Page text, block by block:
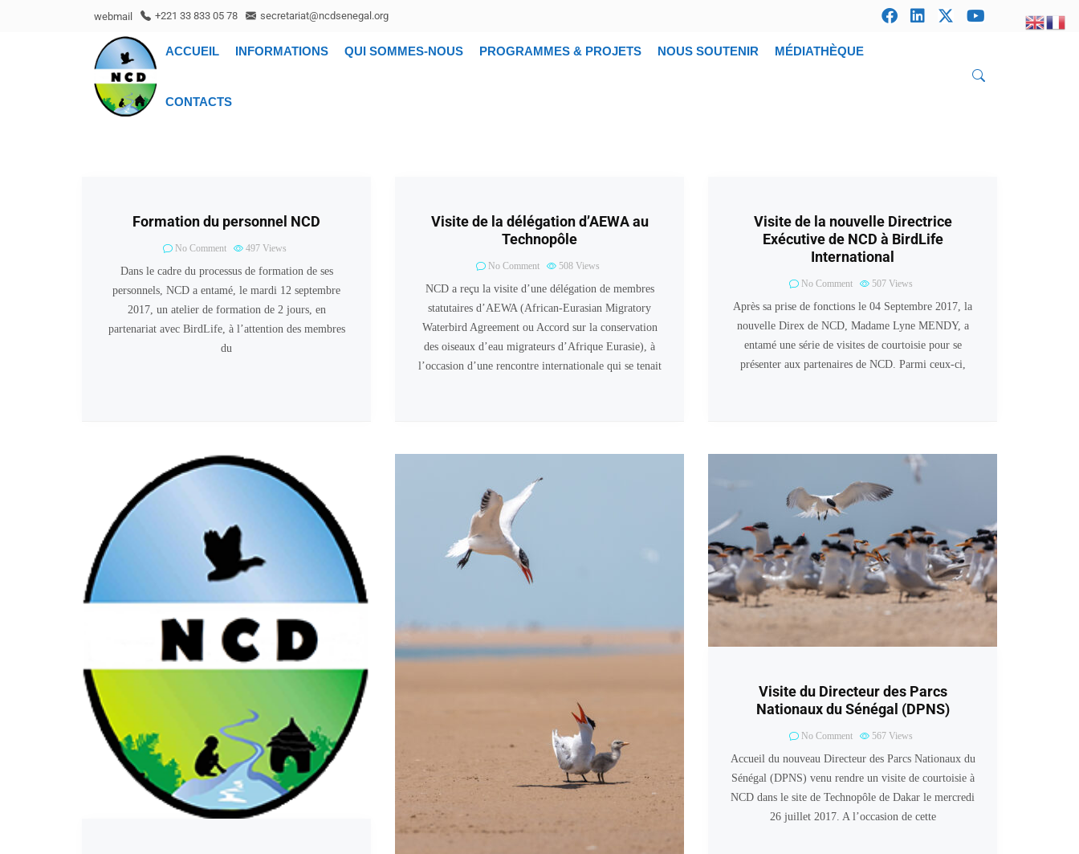
webmail +221 33 833 05 78 secretariat@ncdsenegal.org
ACCUEIL INFORMATIONS QUI SOMMES-NOUS PROGRAMMES & PROJETS NOUS SOUTENIR MÉDIATHÈQUE
CONTACTS
Formation du personnel NCD
No Comment 497 Views
Dans le cadre du processus de formation de ses
personnels, NCD a entamé, le mardi 12 septembre
2017, un atelier de formation de 2 jours, en
partenariat avec BirdLife, à l’attention des membres
du
Visite de la délégation d’AEWA au
Technopôle
No Comment 508 Views
NCD a reçu la visite d’une délégation de membres
statutaires d’AEWA (African-Eurasian Migratory
Waterbird Agreement ou Accord sur la conservation
des oiseaux d’eau migrateurs d’Afrique Eurasie), à
l’occasion d’une rencontre internationale qui se tenait
Visite de la nouvelle Directrice
Exécutive de NCD à BirdLife
International
No Comment 507 Views
Après sa prise de fonctions le 04 Septembre 2017, la
nouvelle Direx de NCD, Madame Lyne MENDY, a
entamé une série de visites de courtoisie pour se
présenter aux partenaires de NCD. Parmi ceux-ci,
Visite du Directeur des Parcs
Nationaux du Sénégal (DPNS)
No Comment 567 Views
Accueil du nouveau Directeur des Parcs Nationaux du
Sénégal (DPNS) venu rendre un visite de courtoisie à
NCD dans le site de Technopôle de Dakar le mercredi
26 juillet 2017. A l’occasion de cette